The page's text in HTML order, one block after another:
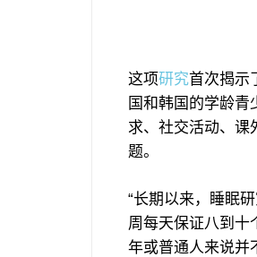
这项研究首次揭示
国和韩国的学龄
求、社交活动、课
题。
“长期以来，睡眠
周每天保证八到十
年或普通人来说并